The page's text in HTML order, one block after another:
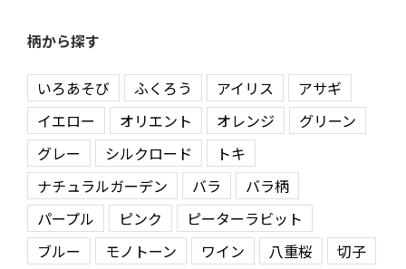
柄から探す
いろあそび ふくろう アイリス
アサギ
イエロー
オリエント オレンジ
グリーン
グレー
シルクロード
トキ
ナチュラルガーデン
バラ
バラ柄
パープル
ピンク
ピーターラビット
ブルー
モノトーン ワイン 八重桜
切子